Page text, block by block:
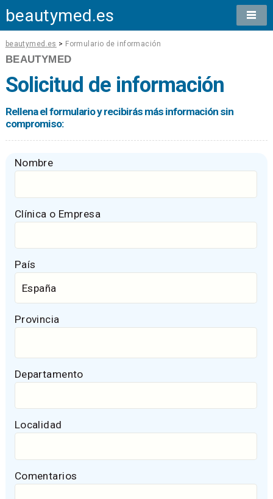
beautymed.es
beautymed.es > Formulario de información
BEAUTYMED
Solicitud de información
Rellena el formulario y recibirás más información sin
compromiso:
Nombre
Clínica o Empresa
País
Provincia
Departamento
Localidad
Comentarios